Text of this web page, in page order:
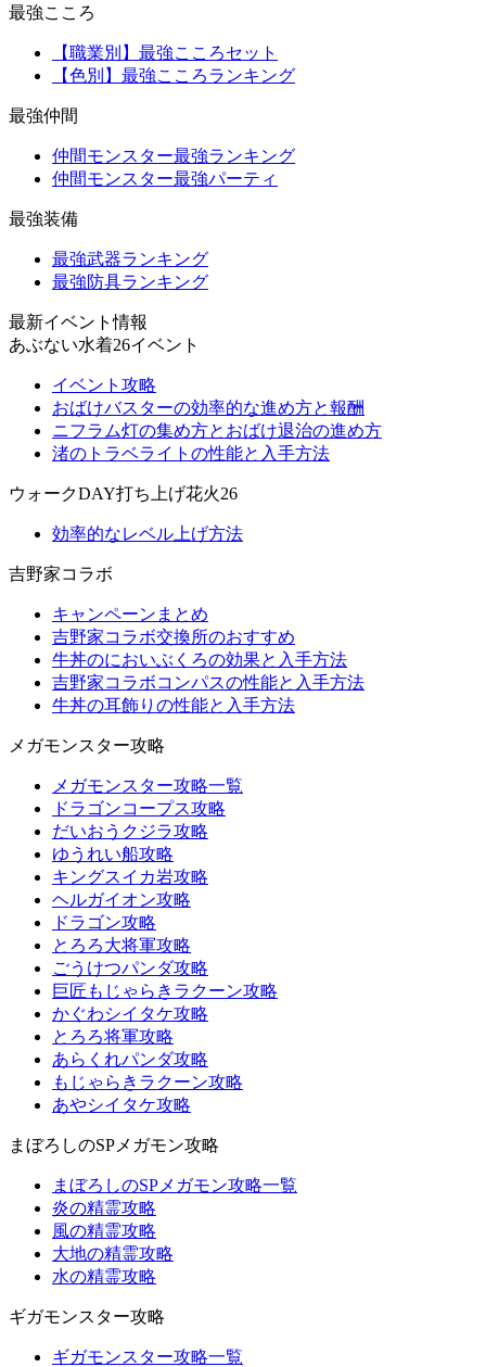
最強こころ
【職業別】最強こころセット
【色別】最強こころランキング
最強仲間
仲間モンスター最強ランキング
仲間モンスター最強パーティ
最強装備
最強武器ランキング
最強防具ランキング
最新イベント情報
あぶない水着26イベント
イベント攻略
おばけバスターの効率的な進め方と報酬
ニフラム灯の集め方とおばけ退治の進め方
渚のトラベライトの性能と入手方法
ウォークDAY打ち上げ花火26
効率的なレベル上げ方法
吉野家コラボ
キャンペーンまとめ
吉野家コラボ交換所のおすすめ
牛丼のにおいぶくろの効果と入手方法
吉野家コラボコンパスの性能と入手方法
牛丼の耳飾りの性能と入手方法
メガモンスター攻略
メガモンスター攻略一覧
ドラゴンコープス攻略
だいおうクジラ攻略
ゆうれい船攻略
キングスイカ岩攻略
ヘルガイオン攻略
ドラゴン攻略
とろろ大将軍攻略
ごうけつパンダ攻略
巨匠もじゃらきラクーン攻略
かぐわシイタケ攻略
とろろ将軍攻略
あらくれパンダ攻略
もじゃらきラクーン攻略
あやシイタケ攻略
まぼろしのSPメガモン攻略
まぼろしのSPメガモン攻略一覧
炎の精霊攻略
風の精霊攻略
大地の精霊攻略
水の精霊攻略
ギガモンスター攻略
ギガモンスター攻略一覧